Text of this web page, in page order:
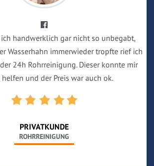
handwerklich gar nicht so unbegabt,
Wasserhahn immerwieder tropfte rief ich
24h Rohrreinigung. Dieser konnte mir
und der Preis war auch ok.
PRIVATKUNDE
ROHRREINIGUNG